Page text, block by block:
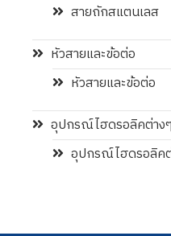
สายถักสแตนเลส
หัวสายและข้อต่อ
หัวสายและข้อต่อ
อุปกรณ์ไฮดรอลิคต่างๆ
อุปกรณ์ไฮดรอลิค